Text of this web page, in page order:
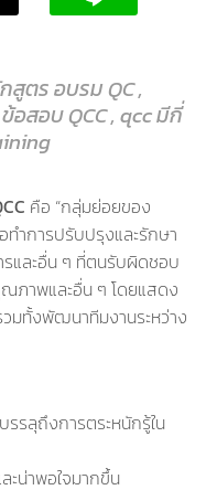
สูตร อบรม QC,
อสอบ QCC , qcc มีกี่
คือ “กลุ่มย่อยของ
ำการปรับปรุงและรักษา
ละอื่น ๆ ที่ตนรับผิดชอบ
ภาพและอื่น ๆ โดยแสดง
มทั้งพัฒนาทีมงานระหว่าง
รลุถึงการตระหนักรู้ใน
ะน่าพอใจมากขึ้น